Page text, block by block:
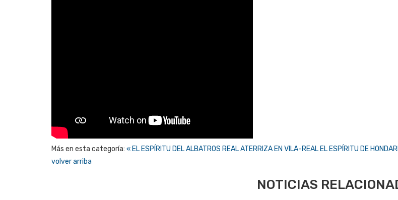
Más en esta categoría: « EL ESPÍRITU DEL ALBATROS REAL ATERRIZA EN VILA-REAL EL ESPÍRITU DE
volver arriba
NOTICIAS